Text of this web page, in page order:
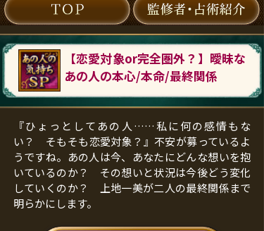
【恋愛対象or完全圏外？】曖昧な
あの人の本心/本命/最終関係
『ひょっとしてあの人……私に何の感情もな
い？ そもそも恋愛対象？』不安が募っているよ
うですね。あの人は今、あなたにどんな想いを抱
いているのか？ その想いと状況は今後どう変化
していくのか？ 上地一美が二人の最終関係まで
明らかにします。